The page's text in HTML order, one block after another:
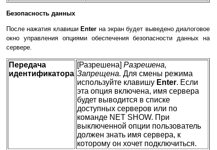
Безопасность данных
После нажатия клавиши Enter на экран будет выведено диалоговое
окно управления опциями обеспечения безопасности данных на
сервере.
Передача
идентификатора
[Разрешена] Разрешена,
Запрещена. Для смены режима
используйте клавишу Enter. Если
эта опция включена, имя сервера
будет выводится в списке
доступных серверов или по
команде NET SHOW. При
выключенной опции пользователь
должен знать имя сервера, к
которому он хочет подключиться.